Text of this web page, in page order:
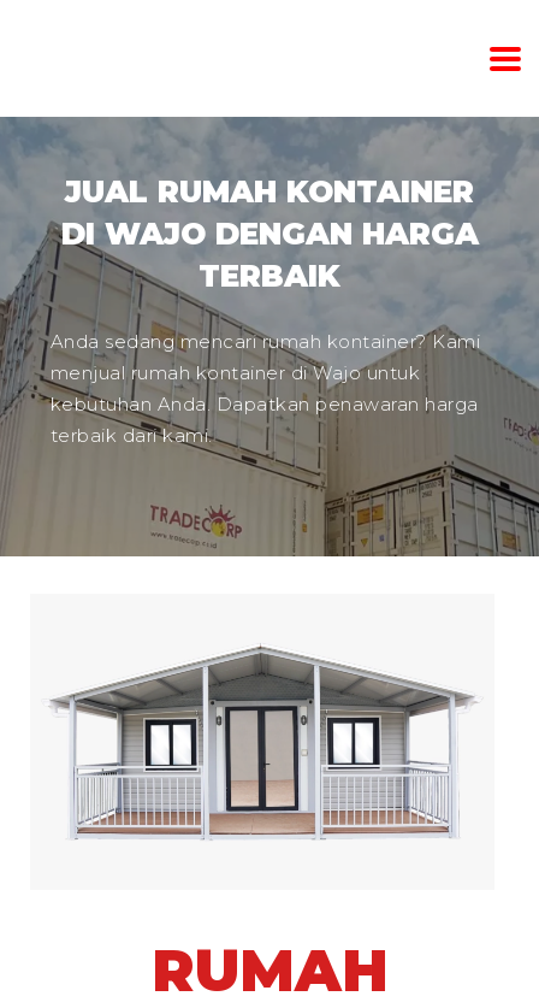
JUAL RUMAH KONTAINER
DI WAJO DENGAN HARGA
TERBAIK
Anda sedang mencari rumah kontainer? Kami
menjual rumah kontainer di Wajo untuk
kebutuhan Anda. Dapatkan penawaran harga
terbaik dari kami.
RUMAH